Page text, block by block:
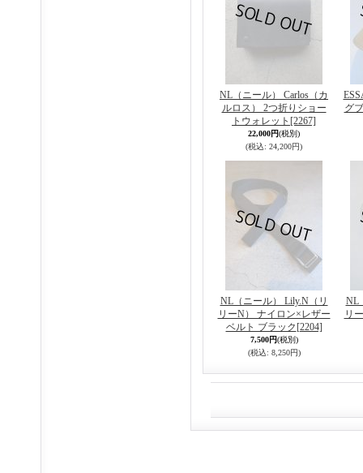
NL（ニール） Carlos（カ
ルロス） 2つ折りショー
トウォレット [2267]
22,000円(税別)
(税込: 24,200円)
グ
NL（ニール） Lily.N（リ
リーN） ナイロン×レザー
ベルト ブラック [2204]
7,500円(税別)
(税込: 8,250円)
NL
リ